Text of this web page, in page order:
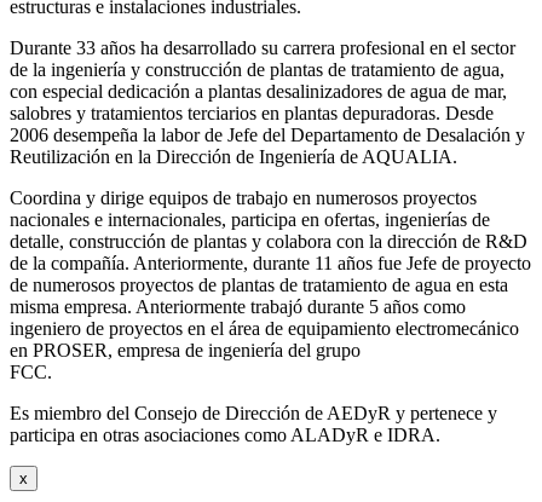
estructuras e instalaciones industriales.
Durante 33 años ha desarrollado su carrera profesional en el sector
de la ingeniería y construcción de plantas de tratamiento de agua,
con especial dedicación a plantas desalinizadores de agua de mar,
salobres y tratamientos terciarios en plantas depuradoras. Desde
2006 desempeña la labor de Jefe del Departamento de Desalación y
Reutilización en la Dirección de Ingeniería de AQUALIA.
Coordina y dirige equipos de trabajo en numerosos proyectos
nacionales e internacionales, participa en ofertas, ingenierías de
detalle, construcción de plantas y colabora con la dirección de R&D
de la compañía. Anteriormente, durante 11 años fue Jefe de proyecto
de numerosos proyectos de plantas de tratamiento de agua en esta
misma empresa. Anteriormente trabajó durante 5 años como
ingeniero de proyectos en el área de equipamiento electromecánico
en PROSER, empresa de ingeniería del grupo
FCC.
Es miembro del Consejo de Dirección de AEDyR y pertenece y
participa en otras asociaciones como ALADyR e IDRA.
x